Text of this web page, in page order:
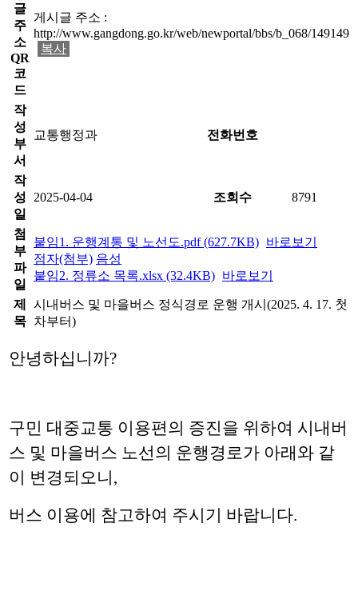
글
주
소
QR
코
드
게시글 주소 :
http://www.gangdong.go.kr/web/newportal/bbs/b_068/149149
복사
작
성
부
서
교통행정과 전화번호
작
성
일
2025-04-04 조회수 8791
첨
부
파
일
붙임1. 운행계통 및 노선도.pdf (627.7KB) 바로보기
점자(첨부) 음성
붙임2. 정류소 목록.xlsx (32.4KB) 바로보기
제
목
시내버스 및 마을버스 정식경로 운행 개시(2025. 4. 17. 첫
차부터)
안녕하십니까?
구민 대중교통 이용편의 증진을 위하여 시내버
스 및 마을버스 노선의 운행경로가 아래와 같
이 변경되오니,
버스 이용에 참고하여 주시기 바랍니다.